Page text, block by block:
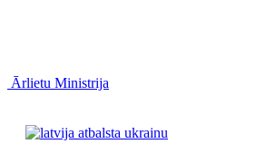
Ārlietu Ministrija